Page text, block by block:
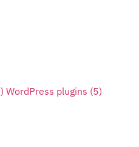
WordPress plugins (5)